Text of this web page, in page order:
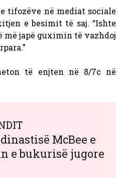
tifozëve në mediat sociale
e besimit të saj. “Ishte
më japë guximin të vazhdoj
të enjten në 8/7c në
McBee e
e bukurisë jugore